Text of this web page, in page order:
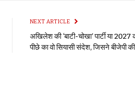
NEXT ARTICLE
अखिलेश की ‘बाटी-चोखा’ पार्टी या
पीछे का वो सियासी संदेश, जिसने बीजेपी